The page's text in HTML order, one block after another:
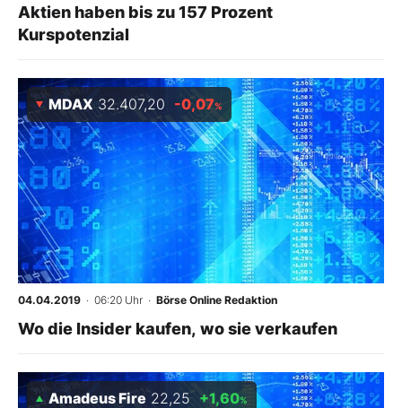
Aktien haben bis zu 157 Prozent
Kurspotenzial
MDAX 32.407,20 -0,07%
04.04.2019 · 06:20 Uhr · Börse Online Redaktion
Wo die Insider kaufen, wo sie verkaufen
Amadeus Fire 22,25 +1,60%